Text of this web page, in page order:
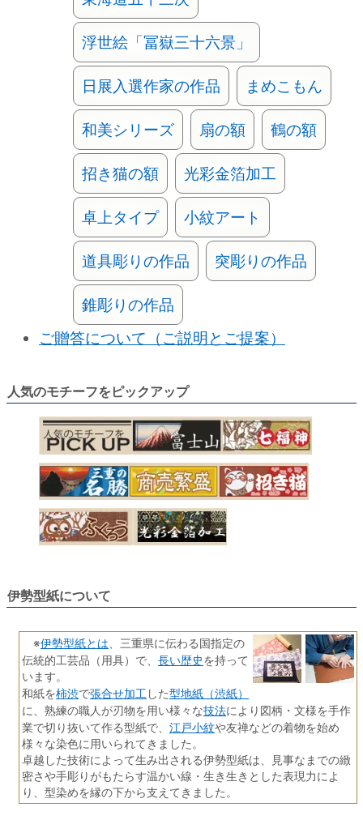
浮世絵「冨嶽三十六景」
日展入選作家の作品 まめこもん
和美シリーズ 扇の額 鶴の額
招き猫の額 光彩金箔加工
卓上タイプ 小紋アート
道具彫りの作品 突彫りの作品
錐彫りの作品
ご贈答について（ご説明とご提案）
人気のモチーフをピックアップ
伊勢型紙について
※伊勢型紙とは 、三重県に伝わる国指定の
伝統的工芸品（用具）で、 長い歴史を持って
います。
和紙を柿渋で張合せ加工 した型地紙（渋紙）
に、熟練の職人が刃物を用い様々な技法により図柄・文様を手作
業で切り抜いて作る型紙で、 江戸小紋や友禅などの着物を始め
様々な染色に用いられてきました。
卓越した技術によって生み出される伊勢型紙は、見事なまでの緻
密さや手彫りがもたらす温かい線・生き生きとした表現力によ
り、型染めを縁の下から支えてきました。